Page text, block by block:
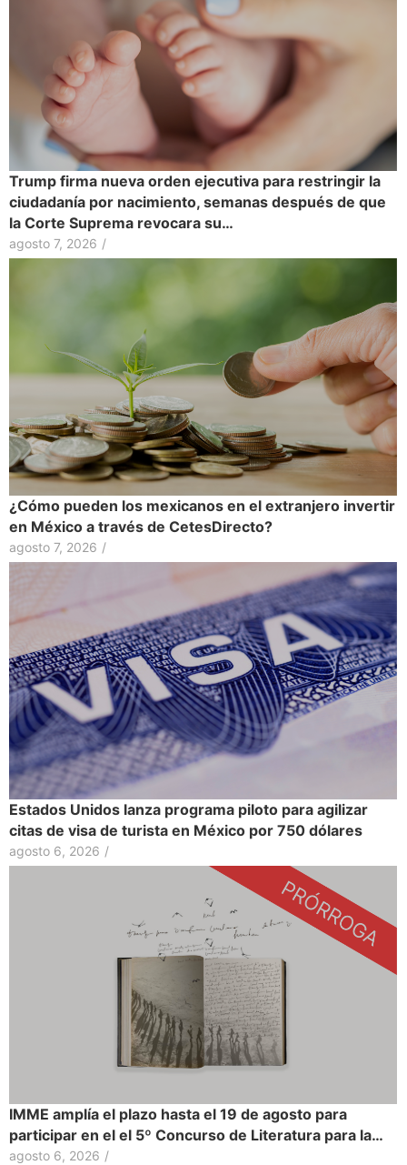
Trump firma nueva orden ejecutiva para restringir la
ciudadanía por nacimiento, semanas después de que
la Corte Suprema revocara su…
agosto 7, 2026 /
¿Cómo pueden los mexicanos en el extranjero invertir
en México a través de CetesDirecto?
agosto 7, 2026 /
Estados Unidos lanza programa piloto para agilizar
citas de visa de turista en México por 750 dólares
agosto 6, 2026 /
IMME amplía el plazo hasta el 19 de agosto para
participar en el el 5º Concurso de Literatura para la…
agosto 6, 2026 /